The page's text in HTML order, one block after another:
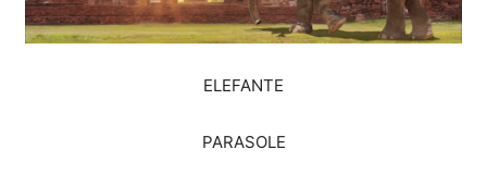
ELEFANTE
PARASOLE